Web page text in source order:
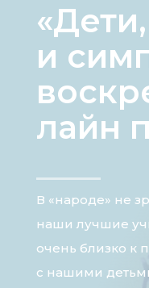
и
лайн
В «народе» не
наши лучшие
очень близко к
с нашими